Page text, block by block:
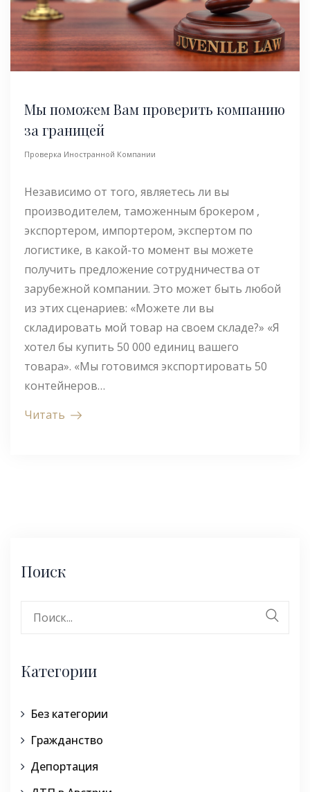
Мы поможем Вам проверить компанию
за границей
Проверка Иностранной Компании
Независимо от того, являетесь ли вы
производителем, таможенным брокером ,
экспортером, импортером, экспертом по
логистике, в какой-то момент вы можете
получить предложение сотрудничества от
зарубежной компании. Это может быть любой
из этих сценариев: «Можете ли вы
складировать мой товар на своем складе?» «Я
хотел бы купить 50 000 единиц вашего
товара». «Мы готовимся экспортировать 50
контейнеров…
Читать
Поиск
Категории
Без категории
Гражданство
Депортация